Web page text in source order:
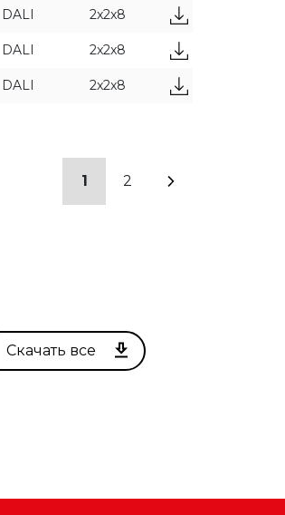
DALI 2x2x8
DALI 2x2x8
DALI 2x2x8
1 2